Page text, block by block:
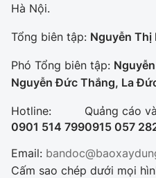
Hà Nội.
Tổng biên tập: Nguyễn Thị
Phó Tổng biên tập:
Nguyễn Đức Thắng, La
Hotline:
0901 514 799
Quảng cáo
0915 057
Email:
Cấm sao chép dưới mọi